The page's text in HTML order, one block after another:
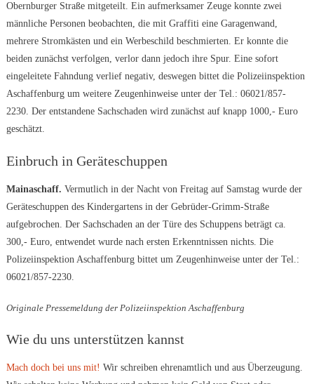
Obernburger Straße mitgeteilt. Ein aufmerksamer Zeuge konnte zwei
männliche Personen beobachten, die mit Graffiti eine Garagenwand,
mehrere Stromkästen und ein Werbeschild beschmierten. Er konnte die
beiden zunächst verfolgen, verlor dann jedoch ihre Spur. Eine sofort
eingeleitete Fahndung verlief negativ, deswegen bittet die Polizeiinspektion
Aschaffenburg um weitere Zeugenhinweise unter der Tel.: 06021/857-
2230. Der entstandene Sachschaden wird zunächst auf knapp 1000,- Euro
geschätzt.
Einbruch in Geräteschuppen
Mainaschaff. Vermutlich in der Nacht von Freitag auf Samstag wurde der
Geräteschuppen des Kindergartens in der Gebrüder-Grimm-Straße
aufgebrochen. Der Sachschaden an der Türe des Schuppens beträgt ca.
300,- Euro, entwendet wurde nach ersten Erkenntnissen nichts. Die
Polizeiinspektion Aschaffenburg bittet um Zeugenhinweise unter der Tel.:
06021/857-2230.
Originale Pressemeldung der Polizeiinspektion Aschaffenburg
Wie du uns unterstützen kannst
Mach doch bei uns mit! Wir schreiben ehrenamtlich und aus Überzeugung.